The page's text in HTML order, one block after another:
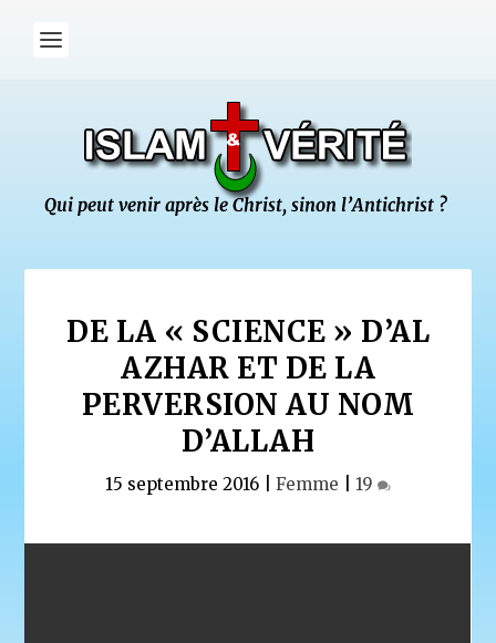
DE LA « SCIENCE » D’AL
AZHAR ET DE LA
PERVERSION AU NOM
D’ALLAH
15 septembre 2016 Femme 19